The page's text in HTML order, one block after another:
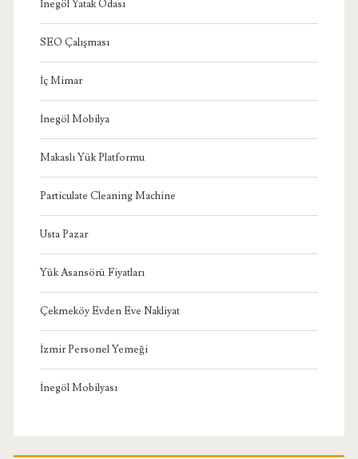
İnegöl Yatak Odası
SEO Çalışması
İç Mimar
İnegöl Mobilya
Makaslı Yük Platformu
Particulate Cleaning Machine
Usta Pazar
Yük Asansörü Fiyatları
Çekmeköy Evden Eve Nakliyat
İzmir Personel Yemeği
İnegöl Mobilyası